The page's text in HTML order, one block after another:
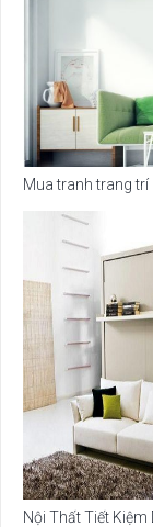
Mua tranh trang trí
Nội Thất Tiết Kiệm